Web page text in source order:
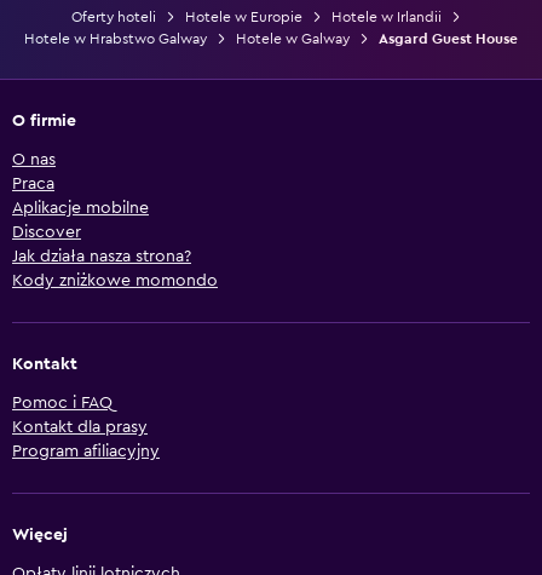
Oferty hoteli Hotele w Europie
Hotele w Irlandii
Hotele w Hrabstwo Galway
Hotele w Galway Asgard Guest House
O firmie
O nas
Praca
Aplikacje mobilne
Discover
Jak działa nasza strona?
Kody zniżkowe momondo
Kontakt
Pomoc i FAQ
Kontakt dla prasy
Program afiliacyjny
Więcej